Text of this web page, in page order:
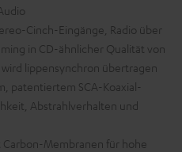
Cinch-Eingänge, Radio über
in CD-ähnlicher Qualität von
lippensynchron übertragen
patentiertem SCA-Koaxial-
Abstrahlverhalten und
Membranen für hohe